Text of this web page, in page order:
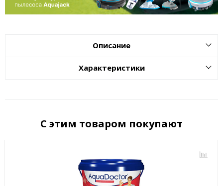
Описание
Характеристики
С этим товаром покупают